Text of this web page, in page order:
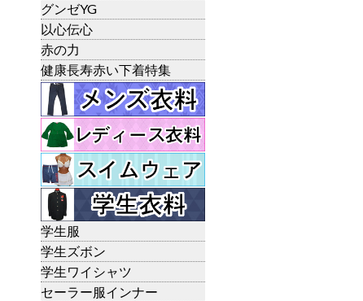
グンゼYG
以心伝心
赤の力
健康長寿赤い下着特集
学生服
学生ズボン
学生ワイシャツ
セーラー服インナー